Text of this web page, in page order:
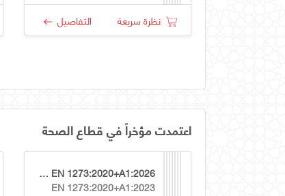
نظرة سريعة التفاصيل
اعتمدت مؤخراً في قطاع الصحة
GSO EN 1273:2020+A1:2026
EN 1273:2020+A1:2023